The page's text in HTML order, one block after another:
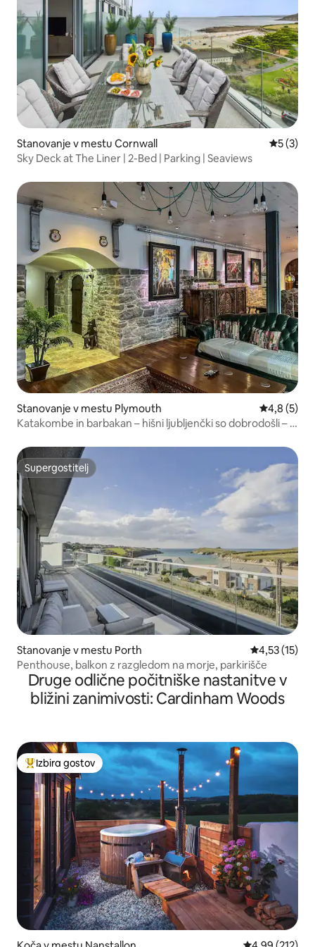
Stanovanje v mestu Cornwall
5 (3)
Sky Deck at The Liner | 2-Bed | Parking | Seaviews
Stanovanje v mestu Plymouth Povprečna
4,8 (5)
Katakombe in barbakan – hišni ljubljenčki so dobrodošli – 5
Supergostitelj
Supergostitelj
Stanovanje v mestu Porth Povprečna
4,53 (15)
Penthouse, balkon z razgledom na morje, parkirišče
Druge odlične počitniške nastanitve v
bližini zanimivosti: Cardinham Woods
Najbolj priljubljena prenočišča z značko »Izbira gostov«
Izbira gostov